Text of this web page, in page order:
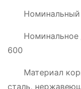
Номинальный
Номинальное
600
Материал
сталь,